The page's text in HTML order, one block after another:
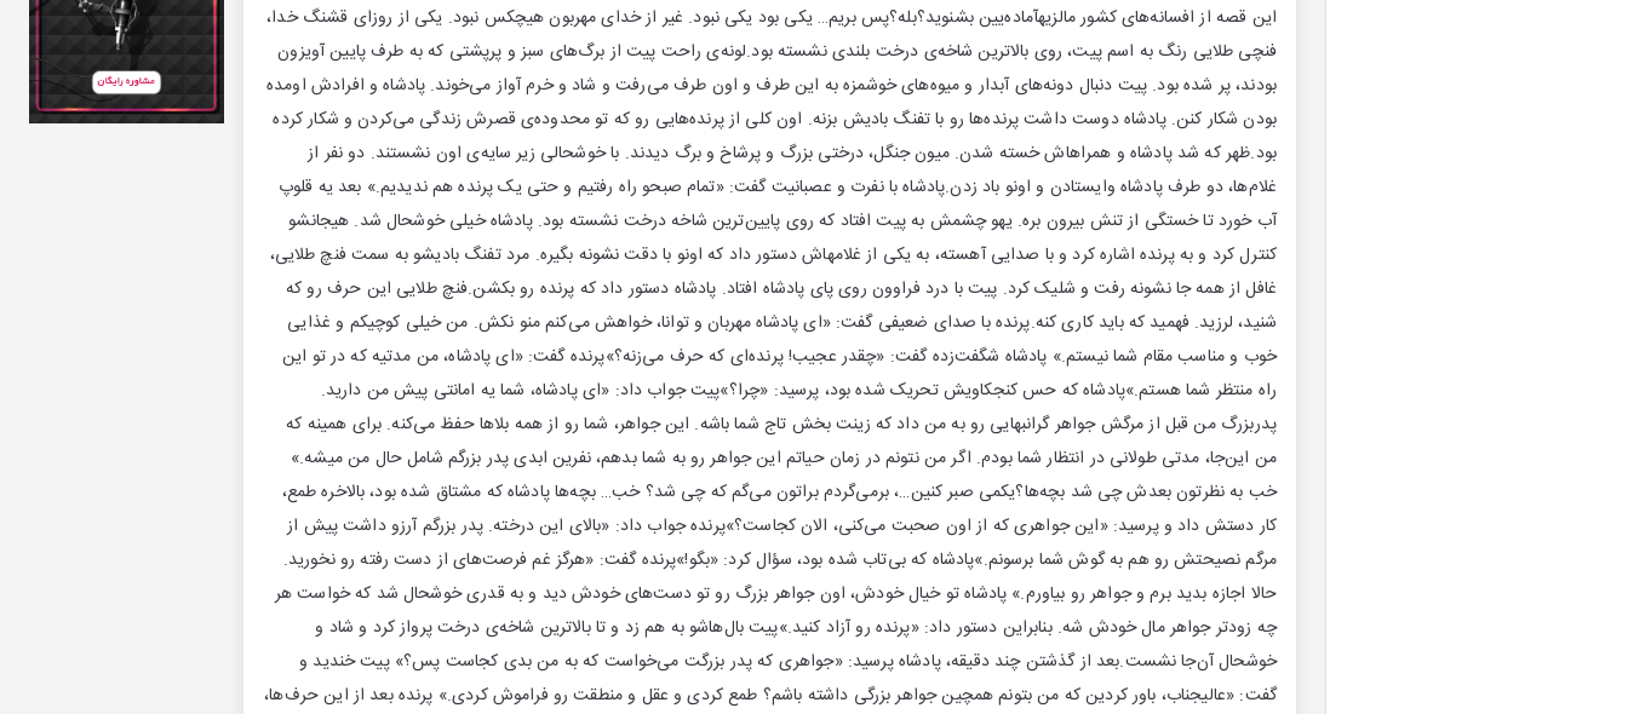
این قصه از افسانه‌های کشور مالزیهآماده‌یین بشنوید؟بله؟پس بریم… یکی بود یکی نبود. غیر از خدای مهربون هیچکس نبود. یکی از روزای قشنگ خدا،
فنچی طلایی رنگ به اسم پیت، روی بالاترین شاخه‌ی درخت بلندی نشسته بود.لونه‌ی راحت پیت از برگ‌های سبز و پرپشتی که به طرف پایین آویزون
بودند، پر شده بود. پیت دنبال دونه‌های آبدار و میوه‌های خوشمزه به این طرف و اون طرف می‌رفت و شاد و خرم آواز می‌خوند. پادشاه و افرادش اومده
بودن شکار کنن. پادشاه دوست داشت پرنده‌ها رو با تفنگ بادیش بزنه. اون کلی از پرنده‌هایی رو که تو محدوده‌ی قصرش زندگی می‌کردن و شکار کرده
بود.ظهر که شد پادشاه و همراهاش خسته شدن. میون جنگل، درختی بزرگ و پرشاخ و برگ دیدند. با خوشحالی زیر سایه‌ی اون نشستند. دو نفر از
غلام‌ها، دو طرف پادشاه وایستادن و اونو باد زدن.پادشاه با نفرت و عصبانیت گفت: «تمام صبحو راه رفتیم و حتی یک پرنده هم ندیدیم.» بعد یه قلوپ
آب خورد تا خستگی از تنش بیرون بره. یهو چشمش به پیت افتاد که روی پایین‌ترین شاخه درخت نشسته بود. پادشاه خیلی خوشحال شد. هیجانشو
کنترل کرد و به پرنده اشاره کرد و با صدایی آهسته، به یکی از غلامهاش دستور داد که اونو با دقت نشونه بگیره. مرد تفنگ بادیشو به سمت فنچ طلایی،
غافل از همه جا نشونه رفت و شلیک کرد. پیت با درد فراوون روی پای پادشاه افتاد. پادشاه دستور داد که پرنده رو بکشن.فنچ طلایی این حرف رو که
شنید، لرزید. فهمید که باید کاری کنه.پرنده با صدای ضعیفی گفت: «ای پادشاه مهربان و توانا، خواهش می‌کنم منو نکش. من خیلی کوچیکم و غذایی
خوب و مناسب مقام شما نیستم.» پادشاه شگفت‌زده گفت: «چقدر عجیب! پرنده‌ای که حرف می‌زنه؟»پرنده گفت: «ای پادشاه، من مدتیه که در تو این
راه منتظر شما هستم.»پادشاه که حس کنجکاویش تحریک شده بود، پرسید: «چرا؟»پیت جواب داد: «ای پادشاه، شما یه امانتی پیش من دارید.
پدربزرگ من قبل از مرگش جواهر گرانبهایی رو به من داد که زینت بخش تاج شما باشه. این جواهر، شما رو از همه بلاها حفظ می‌کنه. برای همینه که
من این‌جا، مدتی طولانی در انتظار شما بودم. اگر من نتونم در زمان حیاتم این جواهر رو به شما بدهم، نفرین ابدی پدر بزرگم شامل حال من میشه.»
خب به نظرتون بعدش چی شد بچه‌ها؟یکمی صبر کنین…، برمی‌گردم براتون می‌گم که چی شد؟ خب… بچه‌ها پادشاه که مشتاق شده بود، بالاخره طمع،
کار دستش داد و پرسید: «این جواهری که از اون صحبت می‌کنی، الان کجاست؟»پرنده جواب داد: «بالای این درخته. پدر بزرگم آرزو داشت پیش از
مرگم نصیحتش رو هم به گوش شما برسونم.»پادشاه که بی‌تاب شده بود، سؤال کرد: «بگو!»پرنده گفت: «هرگز غم فرصت‌های از دست رفته رو نخورید.
حالا اجازه بدید برم و جواهر رو بیاورم.» پادشاه تو خیال خودش، اون جواهر بزرگ رو تو دست‌های خودش دید و به قدری خوشحال شد که خواست هر
چه زودتر جواهر مال خودش شه. بنابراین دستور داد: «پرنده رو آزاد کنید.»پیت بال‌هاشو به هم زد و تا بالاترین شاخه‌ی درخت پرواز کرد و شاد و
خوشحال آن‌جا نشست.بعد از گذشتن چند دقیقه، پادشاه پرسید: «جواهری که پدر بزرگت می‌خواست که به من بدی کجاست پس؟» پیت خندید و
گفت: «عالیجناب، باور کردین که من بتونم همچین جواهر بزرگی داشته باشم؟ طمع کردی و عقل و منطقت رو فراموش کردی.» پرنده بعد از این حرف‌ها،